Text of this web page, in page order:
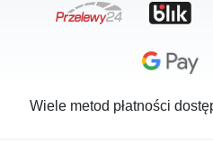
Wiele metod płatności